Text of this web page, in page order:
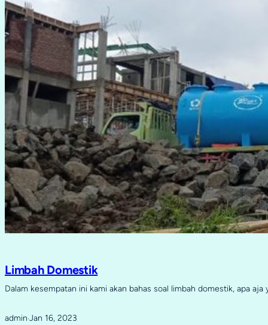
Limbah Domestik
Dalam kesempatan ini kami akan bahas soal limbah domestik, apa aja
admin·Jan 16, 2023